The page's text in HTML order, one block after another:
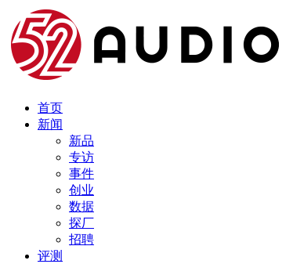
首页
新闻
新品
专访
事件
创业
数据
探厂
招聘
评测